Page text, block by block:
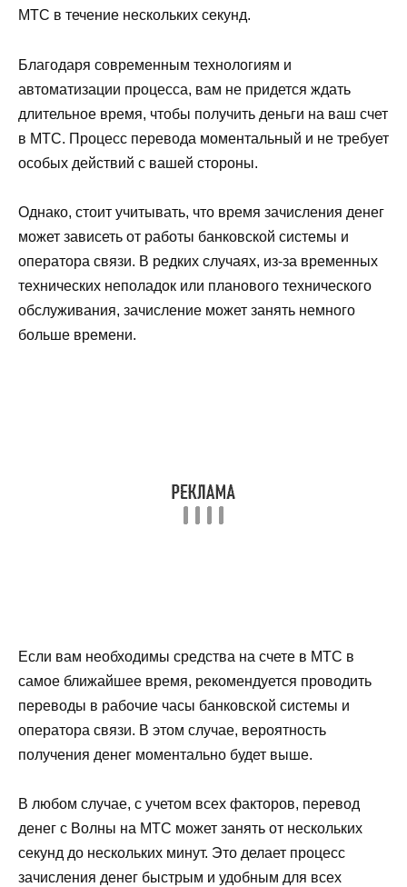
МТС в течение нескольких секунд.
Благодаря современным технологиям и
автоматизации процесса, вам не придется ждать
длительное время, чтобы получить деньги на ваш счет
в МТС. Процесс перевода моментальный и не требует
особых действий с вашей стороны.
Однако, стоит учитывать, что время зачисления денег
может зависеть от работы банковской системы и
оператора связи. В редких случаях, из-за временных
технических неполадок или планового технического
обслуживания, зачисление может занять немного
больше времени.
Если вам необходимы средства на счете в МТС в
самое ближайшее время, рекомендуется проводить
переводы в рабочие часы банковской системы и
оператора связи. В этом случае, вероятность
получения денег моментально будет выше.
В любом случае, с учетом всех факторов, перевод
денег с Волны на МТС может занять от нескольких
секунд до нескольких минут. Это делает процесс
зачисления денег быстрым и удобным для всех